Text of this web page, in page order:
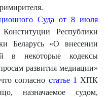
Суда от 8 июля
Республики
Беларусь «О внесении
в некоторые кодексы
развития медиации»
согласно статье 1 ХПК
назначаемое судом,